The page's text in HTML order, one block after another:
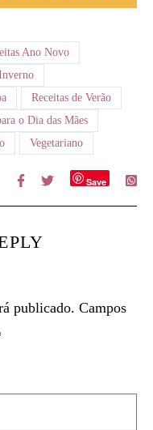
Ano Novo
Receitas de Verão
o Dia das Mães
Vegetariano
Save
publicado. Campos